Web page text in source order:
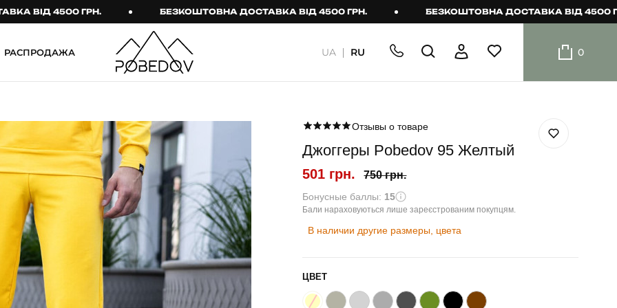
4500 ГРН. БЕЗКОШТОВНА ДОСТАВКА ВІД 4500 ГРН. БЕЗКОШТОВНА ДОСТАВКА ВІД 4500 ГРН.
Джогери
Карго
Спортивні штани
Лосины
Джинсы
КОМПЛЕКТИ
Куртка й штани
Тактичний жіночий
одяг
Тактичний чоловічий
одяг
Тактичні рукавиці
Тактичні шкарпетки
ТЕРМО-КОМПЛЕКТИ
ФУТБОЛКИ І СОРОЧКИ
шорти
Шорти
РАСПРОДАЖА UA RU 0
Отзывы о товаре
Джоггеры Pobedov 95 Желтый
501 грн. 750 грн.
Бонусные баллы: 15
Бали нараховуються лише зареєстрованим покупцям.
В наличии другие размеры, цвета
ЦВЕТ